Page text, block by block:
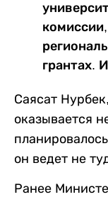
грантах.
Саясат
оказывается
он ведет не
Ранее